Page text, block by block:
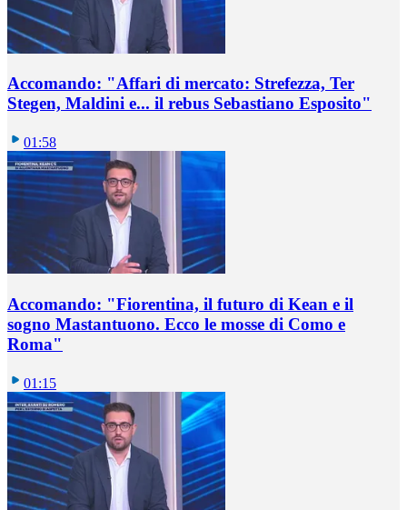
Accomando: "Affari di mercato: Strefezza, Ter
Stegen, Maldini e... il rebus Sebastiano Esposito"
01:58
Accomando: "Fiorentina, il futuro di Kean e il
sogno Mastantuono. Ecco le mosse di Como e
Roma"
01:15